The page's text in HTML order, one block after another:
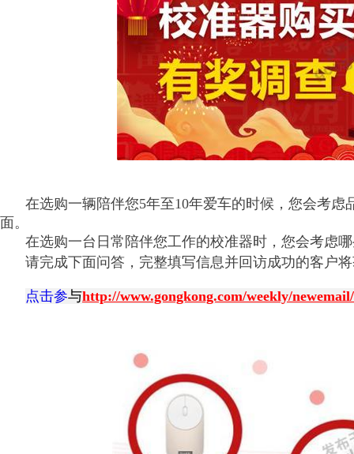
在选购一辆陪伴您5年至10年爱车的时候，您会考
面。
在选购一台日常陪伴您工作的校准器时，您会考虑
请完成下面问答，完整填写信息并回访成功的客户
点击参与http://www.gongkong.com/weekly/